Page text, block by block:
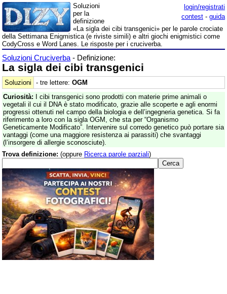
login/registrati
contest - guida
Soluzioni
per la
definizione
«La sigla dei cibi transgenici» per le parole crociate
della Settimana Enigmistica (e riviste simili) e altri giochi enigmistici come
CodyCross e Word Lanes. Le risposte per i cruciverba.
Soluzioni Cruciverba - Definizione:
La sigla dei cibi transgenici
Soluzioni - tre lettere: OGM
Curiosità: I cibi transgenici sono prodotti con materie prime animali o
vegetali il cui il DNA è stato modificato, grazie alle scoperte e agli enormi
progressi ottenuti nel campo della biologia e dell’ingegneria genetica. Si fa
riferimento a loro con la sigla OGM, che sta per “Organismo
Geneticamente Modificato”. Intervenire sul corredo genetico può portare sia
vantaggi (come una maggiore resistenza ai parassiti) che svantaggi
(l’insorgere di allergie sconosciute).
Trova definizione: (oppure Ricerca parole parziali)